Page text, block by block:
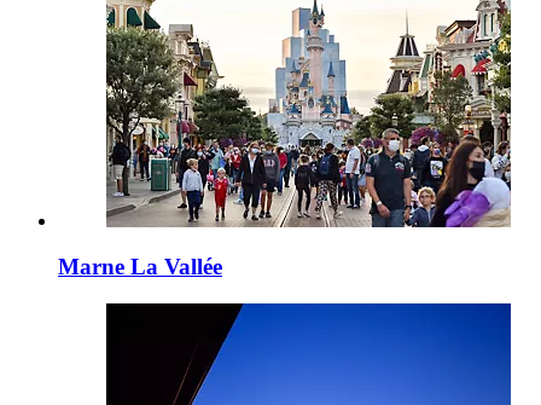
Marne La Vallée